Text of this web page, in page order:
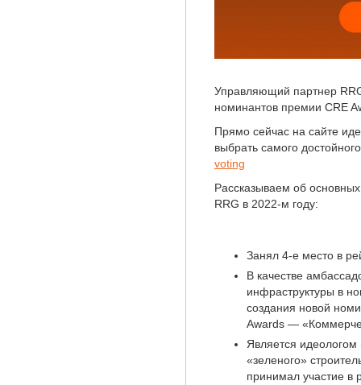
Управляющий партнер
номинантов премии CRE
Прямо сейчас на сайте
выбрать самого
voting
Рассказываем об
RRG в 2022-м году:
Занял 4-е место в
В качестве
инфраструктуры в
создания новой
Awards —
Является
«зеленого»
принимал участие в